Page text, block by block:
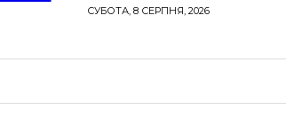
СУБОТА, 8 СЕРПНЯ, 2026